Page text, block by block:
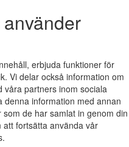
erbjuda funktioner för
Vi delar också information om
våra partners inom sociala
denna information med annan
de har samlat in genom din
fortsätta använda vår